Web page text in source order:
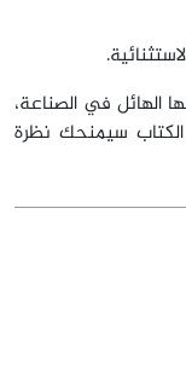
الهائل في الصناعة،
سيمنحك نظرة